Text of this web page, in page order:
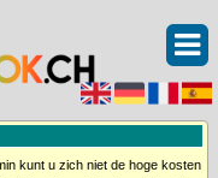
kunt u zich niet de hoge kosten